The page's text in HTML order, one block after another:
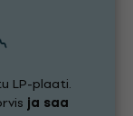
LP-plaati.
ja saa